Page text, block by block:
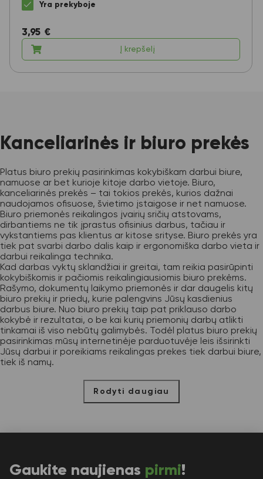
Yra prekyboje
3,95 €
Į krepšelį
Kanceliarinės ir biuro prekės
Platus biuro prekių pasirinkimas kokybiškam darbui biure,
namuose ar bet kurioje kitoje darbo vietoje. Biuro,
kanceliarinės prekės – tai tokios prekės, kurios dažnai
naudojamos ofisuose, švietimo įstaigose ir net namuose.
Biuro priemonės reikalingos įvairių sričių atstovams,
dirbantiems ne tik įprastus ofisinius darbus, tačiau ir
vykstantiems pas klientus ar kitose srityse. Biuro prekės yra
tiek pat svarbi darbo dalis kaip ir ergonomiška darbo vieta ir
darbui reikalinga technika.
Kad darbas vyktų sklandžiai ir greitai, tam reikia pasirūpinti
kokybiškomis ir pačiomis reikalingiausiomis biuro prekėms.
Rašymo, dokumentų laikymo priemonės ir dar daugelis kitų
biuro prekių ir priedų, kurie palengvins Jūsų kasdienius
darbus biure. Nuo biuro prekių taip pat priklauso darbo
kokybė ir rezultatai, o be kai kurių priemonių darbų atlikti
tinkamai iš viso nebūtų galimybės. Todėl platus biuro prekių
pasirinkimas mūsų internetinėje parduotuvėje leis išsirinkti
Jūsų darbui ir poreikiams reikalingas prekes tiek darbui biure,
tiek iš namų.
Rodyti daugiau
Gaukite naujienas pirmi!